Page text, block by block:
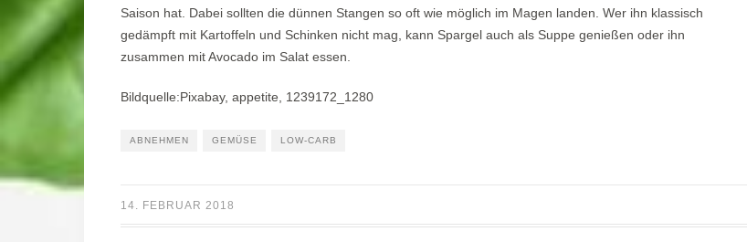
Saison hat. Dabei sollten die dünnen Stangen so oft wie möglich im Magen landen. Wer ihn klassisch
gedämpft mit Kartoffeln und Schinken nicht mag, kann Spargel auch als Suppe genießen oder ihn
zusammen mit Avocado im Salat essen.
Bildquelle:Pixabay, appetite, 1239172_1280
ABNEHMEN GEMÜSE LOW-CARB
14. FEBRUAR 2018